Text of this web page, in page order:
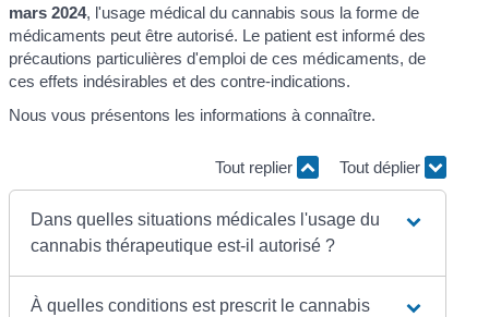
mars 2024, l'usage médical du cannabis sous la forme de
médicaments peut être autorisé. Le patient est informé des
précautions particulières d'emploi de ces médicaments, de
ces effets indésirables et des contre-indications.
Nous vous présentons les informations à connaître.
Tout replier Tout déplier
Dans quelles situations médicales l'usage du
cannabis thérapeutique est-il autorisé ?
À quelles conditions est prescrit le cannabis